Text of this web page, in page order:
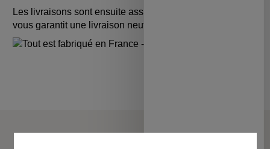
Les livraisons sont ensuite assurées par La Poste qui
vous garantit une livraison neutre en carbone en 72h !